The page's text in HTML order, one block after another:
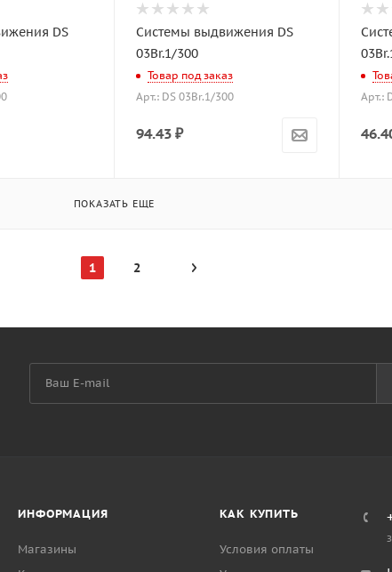
DS
Системы выдвижения DS
03Br.1/300
Товар под заказ
Арт.: DS 03Br.1/300
94.43 ₽
Арт.:
ПОКАЗАТЬ ЕЩЕ
1 2
ИНФОРМАЦИЯ
Магазины
КАК КУПИТЬ
Условия оплаты